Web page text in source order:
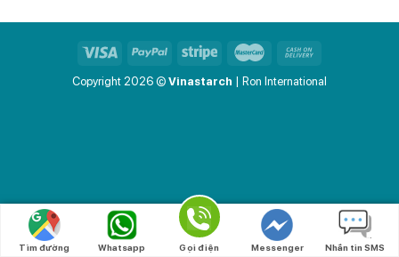
Copyright 2026 © Vinastarch | Ron International
Tìm đường Whatsapp Gọi điện Messenger Nhắn tin SMS